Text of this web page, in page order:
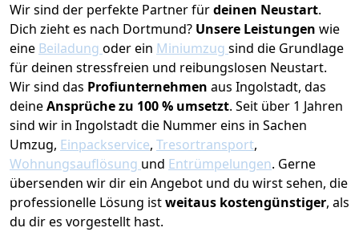
Wir sind der perfekte Partner fürdeinen Neustart.
Dich zieht es nach Dortmund? Unsere Leistungen wie
eine Beiladung oder ein Miniumzug sind die Grundlage
für deinen stressfreien und reibungslosen Neustart.
Wir sind das Profiunternehmen aus Ingolstadt, das
deineAnsprüche zu 100 % umsetzt. Seit über 1 Jahren
sind wir in Ingolstadt die Nummer eins in Sachen
Umzug, Einpackservice, Tresortransport,
Wohnungsauflösung und Entrümpelungen. Gerne
übersenden wir dir ein Angebot und du wirst sehen, die
professionelle Lösung istweitaus kostengünstiger, als
du dir es vorgestellt hast.